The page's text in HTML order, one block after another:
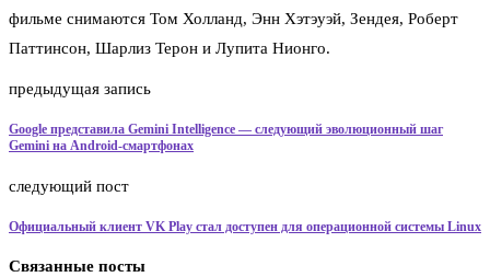
фильме снимаются Том Холланд, Энн Хэтэуэй, Зендея, Роберт
Паттинсон, Шарлиз Терон и Лупита Нионго.
предыдущая запись
Google представила Gemini Intelligence — следующий эволюционный шаг
Gemini на Android-смартфонах
следующий пост
Официальный клиент VK Play стал доступен для операционной системы Linux
Связанные посты